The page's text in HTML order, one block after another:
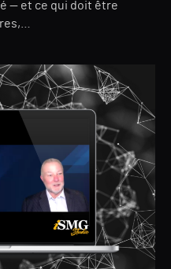
— et ce qui doit être